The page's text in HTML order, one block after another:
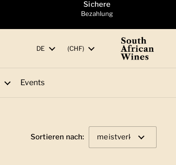
Sichere
Bezahlung
Sprache
DE Land/Region
(CHF)
Events
Sortieren nach: